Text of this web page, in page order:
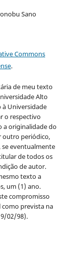
Sano
Commons
.
de meu texto
Alto
à Universidade
o respectivo
a originalidade do
outro periódico,
se eventualmente
de todos os
de autor.
texto a
um (1) ano.
compromisso
prevista na
02/98).